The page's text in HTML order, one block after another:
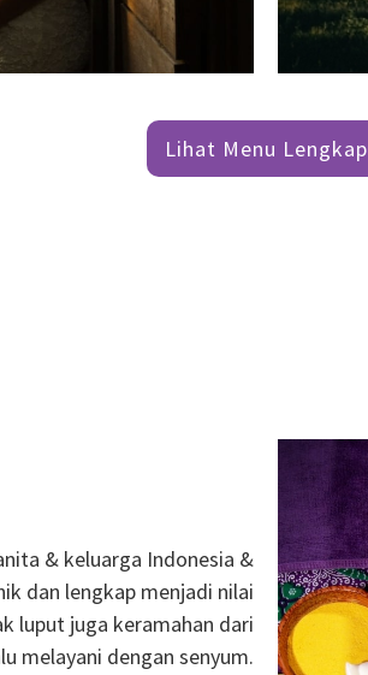
Lihat Menu Lengkap
& keluarga Indonesia &
dan lengkap menjadi nilai
luput juga keramahan dari
melayani dengan senyum.